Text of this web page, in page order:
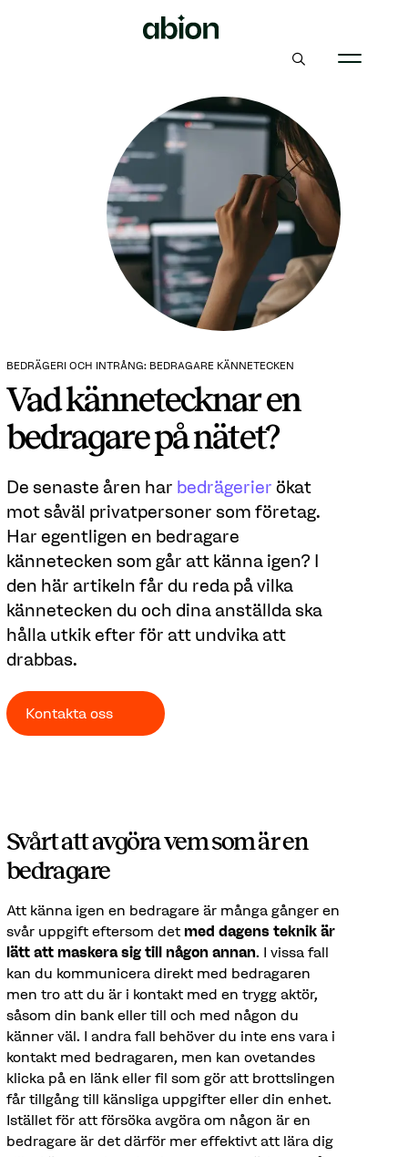
BEDRÄGERI OCH INTRÅNG: BEDRAGARE KÄNNETECKEN
Vad kännetecknar en
bedragare på nätet?
De senaste åren har bedrägerier ökat
mot såväl privatpersoner som företag.
Har egentligen en bedragare
kännetecken som går att känna igen? I
den här artikeln får du reda på vilka
kännetecken du och dina anställda ska
hålla utkik efter för att undvika att
drabbas.
Kontakta oss
Svårt att avgöra vem som är en
bedragare
Att känna igen en bedragare är många gånger en
svår uppgift eftersom det med dagens teknik är
lätt att maskera sig till någon annan. I vissa fall
kan du kommunicera direkt med bedragaren
men tro att du är i kontakt med en trygg aktör,
såsom din bank eller till och med någon du
känner väl. I andra fall behöver du inte ens vara i
kontakt med bedragaren, men kan ovetandes
klicka på en länk eller fil som gör att brottslingen
får tillgång till känsliga uppgifter eller din enhet.
Istället för att försöka avgöra om någon är en
bedragare är det därför mer effektivt att lära dig